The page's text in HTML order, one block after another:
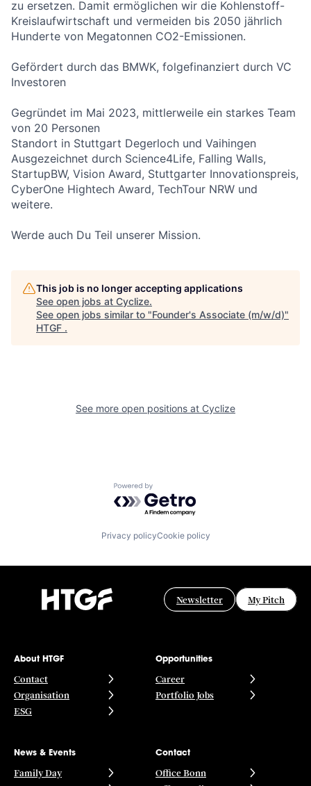
zu ersetzen. Damit ermöglichen wir die Kohlenstoff-
Kreislaufwirtschaft und vermeiden bis 2050 jährlich
Hunderte von Megatonnen CO2-Emissionen.
Gefördert durch das BMWK, folgefinanziert durch VC
Investoren
Gegründet im Mai 2023, mittlerweile ein starkes Team
von 20 Personen
Standort in Stuttgart Degerloch und Vaihingen
Ausgezeichnet durch Science4Life, Falling Walls,
StartupBW, Vision Award, Stuttgarter Innovationspreis,
CyberOne Hightech Award, TechTour NRW und
weitere.
Werde auch Du Teil unserer Mission.
This job is no longer accepting applications
See open jobs at Cyclize.
See open jobs similar to "Founder's Associate (m/w/d)"
HTGF .
See more open positions at Cyclize
Powered by Getro.com
Privacy policyCookie policy
Newsletter My Pitch
About HTGF
Contact
Organisation
ESG
Opportunities
Career
Portfolio Jobs
News & Events
Family Day
Contact
Office Bonn